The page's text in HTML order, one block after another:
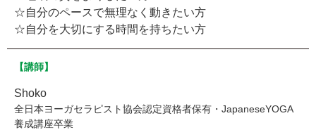
☆自分のペースで無理なく動きたい方
☆自分を大切にする時間を持ちたい方
【講師】
Shoko
全日本ヨーガセラピスト協会認定資格者保有・JapaneseYOGA
養成講座卒業